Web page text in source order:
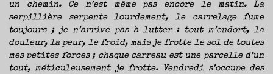
un chemin. Ce n’est même pas encore le matin. La
serpillière serpente lourdement, le carrelage fume
toujours ; je n’arrive pas à lutter : tout m’endort, la
douleur, la peur, le froid, mais je frotte le sol de toutes
mes petites forces ; chaque carreau est une parcelle d’un
tout, méticuleusement je frotte. Vendredi s’occupe des